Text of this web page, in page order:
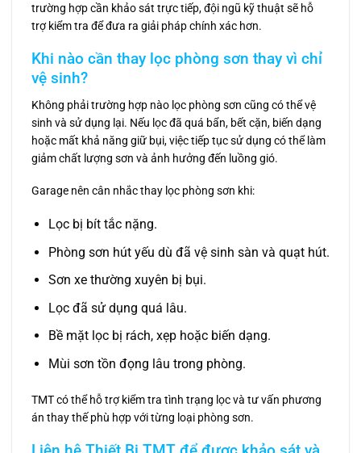
trường hợp cần khảo sát trực tiếp, đội ngũ kỹ thuật sẽ hỗ
trợ kiểm tra để đưa ra giải pháp chính xác hơn.
Khi nào cần thay lọc phòng sơn thay vì chỉ
vệ sinh?
Không phải trường hợp nào lọc phòng sơn cũng có thể vệ
sinh và sử dụng lại. Nếu lọc đã quá bẩn, bết cặn, biến dạng
hoặc mất khả năng giữ bụi, việc tiếp tục sử dụng có thể làm
giảm chất lượng sơn và ảnh hưởng đến luồng gió.
Garage nên cân nhắc thay lọc phòng sơn khi:
Lọc bị bít tắc nặng.
Phòng sơn hút yếu dù đã vệ sinh sàn và quạt hút.
Sơn xe thường xuyên bị bụi.
Lọc đã sử dụng quá lâu.
Bề mặt lọc bị rách, xẹp hoặc biến dạng.
Mùi sơn tồn đọng lâu trong phòng.
TMT có thể hỗ trợ kiểm tra tình trạng lọc và tư vấn phương
án thay thế phù hợp với từng loại phòng sơn.